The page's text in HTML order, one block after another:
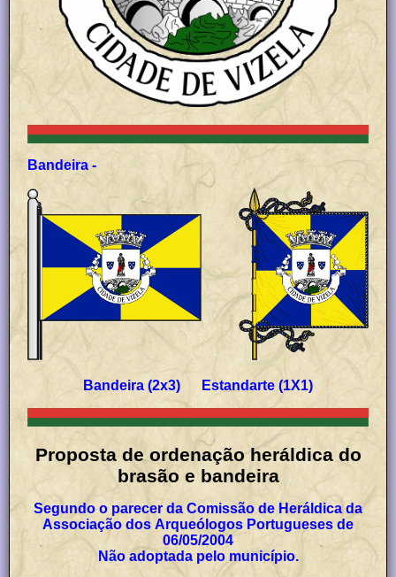
Bandeira -
Bandeira (2x3) Estandarte (1X1)
Proposta deordenação heráldica do
brasão e bandeira
Segundo o parecer da Comissão de Heráldica da
Associação dos Arqueólogos Portugueses de
06/05/2004
Não adoptada pelo município.